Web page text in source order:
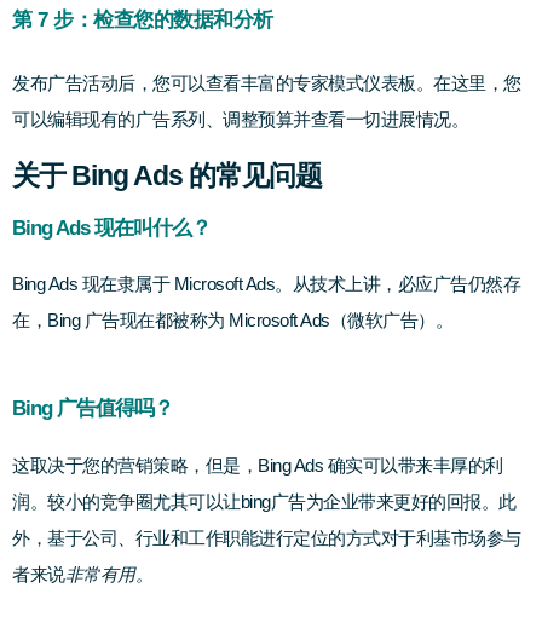
第 7 步：检查您的数据和分析
发布广告活动后，您可以查看丰富的专家模式仪表板。在这里，您
可以编辑现有的广告系列、调整预算并查看一切进展情况。
关于 Bing Ads 的常见问题
Bing Ads 现在叫什么？
Bing Ads 现在隶属于 Microsoft Ads。从技术上讲，必应广告仍然存
在，Bing 广告现在都被称为 Microsoft Ads（微软广告）。
Bing 广告值得吗？
这取决于您的营销策略，但是，Bing Ads 确实可以带来丰厚的利
润。较小的竞争圈尤其可以让bing广告为企业带来更好的回报。此
外，基于公司、行业和工作职能进行定位的方式对于利基市场参与
者来说非常有用。